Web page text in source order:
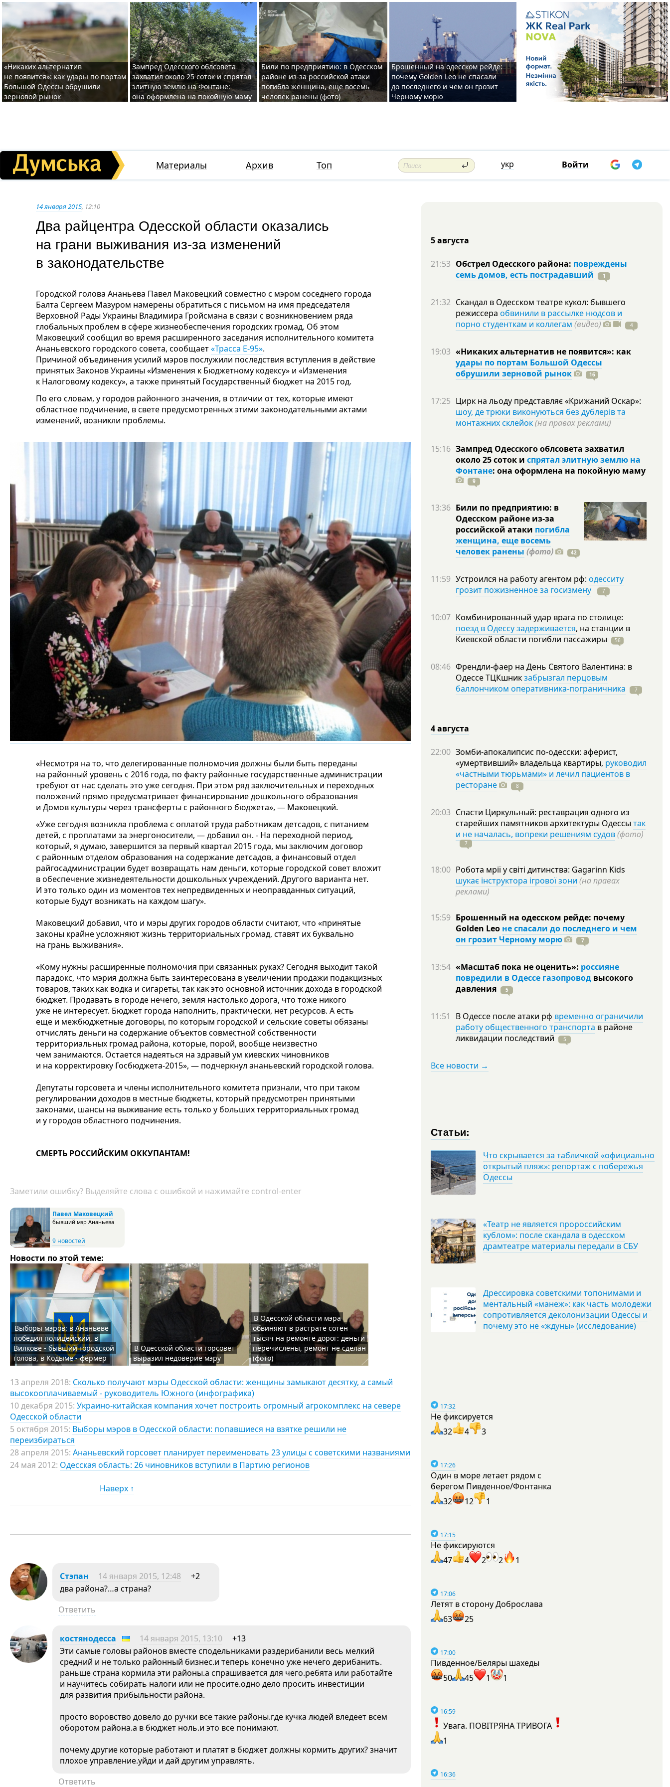
«Никаких альтернатив
не появится»: как удары по портам
Большой Одессы обрушили
зерновой рынок
Зампред Одесского облсовета
захватил около 25 соток и спрятал
элитную землю на Фонтане:
она оформлена на покойную маму
Били по предприятию: в Одесском
районе из-за российской атаки
погибла женщина, еще восемь
человек ранены (фото)
Брошенный на одесском рейде:
почему Golden Leo не спасали
до последнего и чем он грозит
Черному морю
Материалы Архив Топ укр Войти
14 января 2015, 12:10
Два райцентра Одесской области оказались
на грани выживания из-за изменений
в законодательстве
Городской голова Ананьева Павел Маковецкий совместно с мэром соседнего города
Балта Сергеем Мазуром намерены обратиться с письмом на имя председателя
Верховной Рады Украины Владимира Гройсмана в связи с возникновением ряда
глобальных проблем в сфере жизнеобеспечения городских громад. Об этом
Маковецкий сообщил во время расширенного заседания исполнительного комитета
Ананьевского городского совета, сообщает«Трасса Е-95».
Причиной объединения усилий мэров послужили последствия вступления в действие
принятых Законов Украины «Изменения к Бюджетному кодексу» и «Изменения
к Налоговому кодексу», а также принятый Государственный бюджет на 2015 год.
По его словам, у городов районного значения, в отличии от тех, которые имеют
областное подчинение, в свете предусмотренных этими законодательными актами
изменений, возникли проблемы.
«Несмотря на то, что делегированные полномочия должны были быть переданы
на районный уровень с 2016 года, по факту районные государственные администрации
требуют от нас сделать это уже сегодня. При этом ряд заключительных и переходных
положений прямо предусматривает финансирование дошкольного образования
и Домов культуры через трансферты с районного бюджета», — Маковецкий.
«Уже сегодня возникла проблема с оплатой труда работникам детсадов, с питанием
детей, с проплатами за энергоносители, — добавил он. - На переходной период,
который, я думаю, завершится за первый квартал 2015 года, мы заключим договор
с районным отделом образования на содержание детсадов, а финансовый отдел
райгосадминистрации будет возвращать нам деньги, которые городской совет вложит
в обеспечение жизнедеятельности дошкольных учреждений. Другого варианта нет.
И это только один из моментов тех непредвиденных и неоправданных ситуаций,
которые будут возникать на каждом шагу».
Маковецкий добавил, что и мэры других городов области считают, что «принятые
законы крайне усложняют жизнь территориальных громад, ставят их буквально
на грань выживания».
«Кому нужны расширенные полномочия при связанных руках? Сегодня выходит такой
парадокс, что мэрия должна быть заинтересована в увеличении продажи подакцизных
товаров, таких как водка и сигареты, так как это основной источник дохода в городской
бюджет. Продавать в городе нечего, земля настолько дорога, что тоже никого
уже не интересует. Бюджет города наполнить, практически, нет ресурсов. А есть
еще и межбюджетные договоры, по которым городской и сельские советы обязаны
отчислять деньги на содержание объектов совместной собственности
территориальных громад района, которые, порой, вообще неизвестно
чем занимаются. Остается надеяться на здравый ум киевских чиновников
и на корректировку Госбюджета-2015», — подчеркнул ананьевский городской голова.
Депутаты горсовета и члены исполнительного комитета признали, что при таком
регулировании доходов в местные бюджеты, который предусмотрен принятыми
законами, шансы на выживание есть только у больших территориальных громад
и у городов областного подчинения.
СМЕРТЬ РОССИЙСКИМ ОККУПАНТАМ!
Заметили ошибку? Выделяйте слова с ошибкой и нажимайте control-enter
Павел Маковецкий
бывший мэр Ананьева
9 новостей
Новости по этой теме:
Выборы мэров: в Ананьеве
победил полицейский, в
Вилкове - бывший городской
голова, в Кодыме - фермер
В Одесской области горсовет
выразил недоверие мэру
В Одесской области мэра
обвиняют в растрате сотен
тысяч на ремонте дорог: деньги
перечислены, ремонт не сделан
(фото)
13 апреля 2018: Сколько получают мэры Одесской области: женщины замыкают десятку, а самый
высокооплачиваемый - руководитель Южного (инфографика)
10 декабря 2015: Украино-китайская компания хочет построить огромный агрокомплекс на севере
Одесской области
5 октября 2015: Выборы мэров в Одесской области: попавшиеся на взятке решили не
переизбираться
28 апреля 2015: Ананьевский горсовет планирует переименовать 23 улицы с советскими названиями
24 мая 2012: Одесская область: 26 чиновников вступили в Партию регионов
Наверх ↑
Стэпан 14 января 2015, 12:48
+2
два района?…а страна?
Ответить
костянодесса 14 января 2015, 13:10
+13
Эти самые головы районов вместе сподельниками раздерибанили весь мелкий
средний и не только районный бизнес.и теперь конечно уже нечего дерибанить.
раньше страна кормила эти районы.а спрашивается для чего.ребята или работайте
и научитесь собирать налоги или не просите.одно дело просить инвестиции
для развития прибыльности района.
просто воровство довело до ручки все такие районы.где кучка людей вледеет всем
оборотом района.а в бюджет ноль.и это все понимают.
почему другие которые работают и платят в бюджет должны кормить других? значит
плохое управление.уйди и дай другим управлять.
Ответить
5 августа
21:53 Обстрел Одесского района: повреждены
семь домов, есть пострадавший
1
21:32 Скандал в Одесском театре кукол: бывшего
режиссера обвинили в рассылке нюдсов и
порно студенткам и коллегам (видео) 4
19:03 «Никаких альтернатив не появится»: как
удары по портам Большой Одессы
обрушили зерновой рынок
16
17:25 Цирк на льоду представляє «Крижаний Оскар»:
шоу, де трюки виконуються без дублерів та
монтажних склейок(на правах реклами)
15:16 Зампред Одесского облсовета захватил
около 25 соток и спрятал элитную землю на
Фонтане: она оформлена на покойную маму
9
13:36 Били по предприятию: в
Одесском районе из-за
российской атаки погибла
женщина, еще восемь
человек ранены (фото) 42
11:59 Устроился на работу агентом рф: одесситу
грозит пожизненное за госизмену
7
10:07 Комбинированный удар врага по столице:
поезд в Одессу задерживается, на станции в
Киевской области погибли пассажиры 56
08:46 Френдли-фаер на День Святого Валентина: в
Одессе ТЦКшникзабрызгал перцовым
баллончиком оперативника-пограничника
7
4 августа
22:00 Зомби-апокалипсис по-одесски: аферист,
«умертвивший» владельца квартиры, руководил
«частными тюрьмами» и лечил пациентов в
ресторане
8
20:03 Спасти Циркульный: реставрация одного из
старейших памятников архитектуры Одессы так
и не началась, вопреки решениям судов(фото)
7
18:00 Робота мрії у світі дитинства: Gagarinn Kids
шукає інструктора ігрової зони (на правах
реклами)
15:59 Брошенный на одесском рейде: почему
Golden Leo не спасали до последнего и чем
он грозит Черному морю
7
13:54 «Масштаб пока не оценить»: россияне
повредили в Одессе газопровод высокого
давления
5
11:51 В Одессе после атаки рф временно ограничили
работу общественного транспорта в районе
ликвидации последствий 5
Все новости →
Статьи:
Что скрывается за табличкой «официально
открытый пляж»: репортаж с побережья
Одессы
«Театр не является пророссийским
кублом»: после скандала в одесском
драмтеатре материалы передали в СБУ
Дрессировка советскими топонимами и
ментальный «манеж»: как часть молодежи
сопротивляется деколонизации Одессы и
почему это не «ждуны» (исследование)
17:32
Не фиксируется
32
4 3
17:26
Один в море летает рядом с
берегом Пивденное/Фонтанка
32
12 1
17:15
Не фиксируются
47
4 2 2 1
17:06
Летят в сторону Доброслава
63
25
17:00
Пивденное/Беляры шахеды
50
45 1 1
16:59
Увага. ПОВІТРЯНА ТРИВОГА
1
16:36